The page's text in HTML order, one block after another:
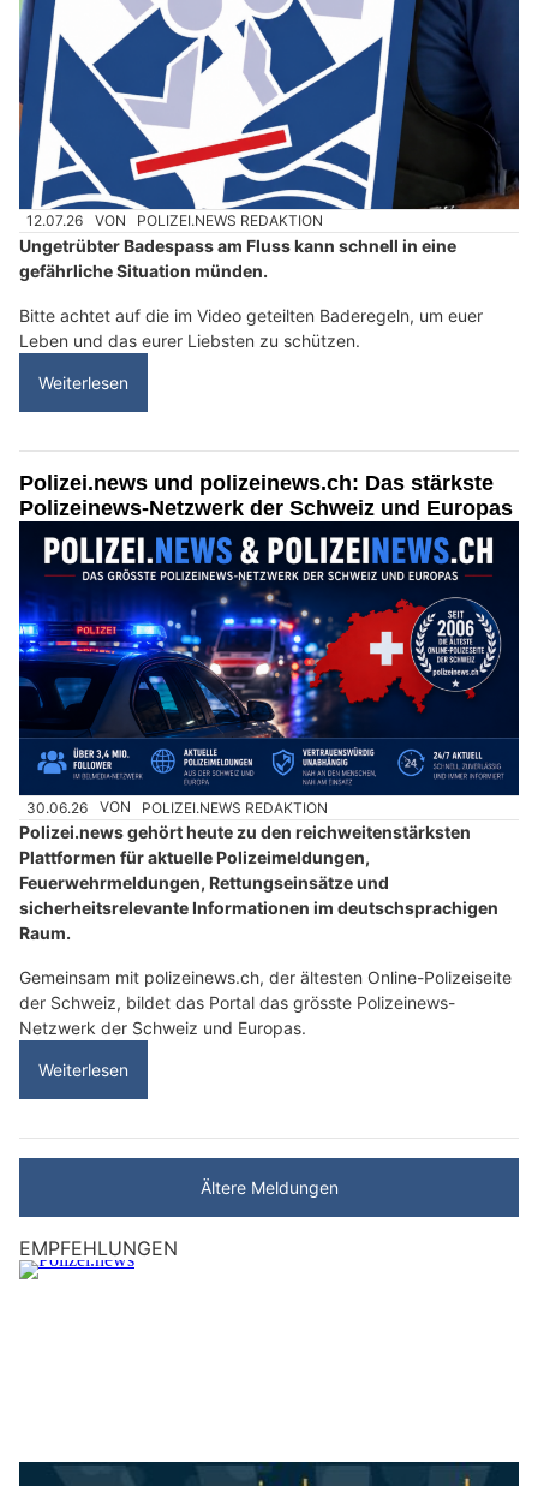
12.07.26 VON POLIZEI.NEWS REDAKTION
Ungetrübter Badespass am Fluss kann schnell in eine
gefährliche Situation münden.
Bitte achtet auf die im Video geteilten Baderegeln, um euer
Leben und das eurer Liebsten zu schützen.
Weiterlesen
Polizei.news und polizeinews.ch: Das stärkste
Polizeinews-Netzwerk der Schweiz und Europas
30.06.26 VON POLIZEI.NEWS REDAKTION
Polizei.news gehört heute zu den reichweitenstärksten
Plattformen für aktuelle Polizeimeldungen,
Feuerwehrmeldungen, Rettungseinsätze und
sicherheitsrelevante Informationen im deutschsprachigen
Raum.
Gemeinsam mit polizeinews.ch, der ältesten Online-Polizeiseite
der Schweiz, bildet das Portal das grösste Polizeinews-
Netzwerk der Schweiz und Europas.
Weiterlesen
Ältere Meldungen
EMPFEHLUNGEN